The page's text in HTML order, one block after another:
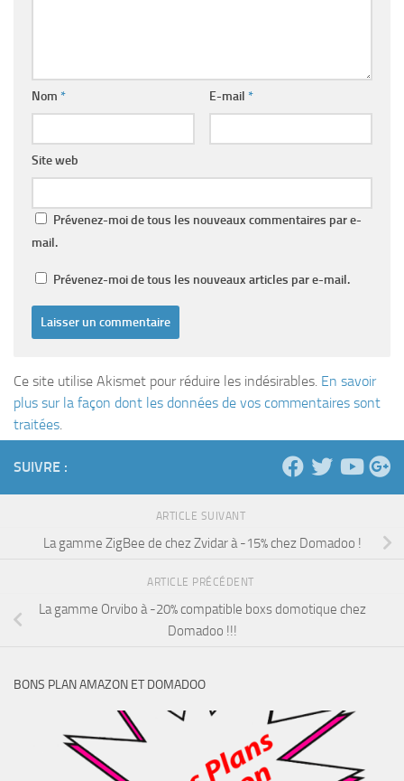
Nom * E-mail *
Site web
Prévenez-moi de tous les nouveaux commentaires par e-
mail.
Prévenez-moi de tous les nouveaux articles par e-mail.
Ce site utilise Akismet pour réduire les indésirables. En savoir
plus sur la façon dont les données de vos commentaires sont
traitées.
SUIVRE :
ARTICLE SUIVANT
La gamme ZigBee de chez Zvidar à -15% chez Domadoo !
ARTICLE PRÉCÉDENT
La gamme Orvibo à -20% compatible boxs domotique chez
Domadoo !!!
BONS PLAN AMAZON ET DOMADOO